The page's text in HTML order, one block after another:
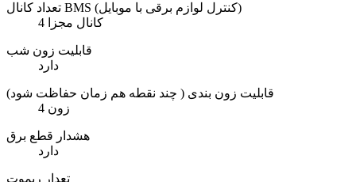
تعداد کانال BMS (کنترل لوازم برقی با موبایل)
4 کانال مجزا
قابلیت زون شب
دارد
قابلیت زون بندی ( چند نقطه هم زمان حفاظت شود)
4 زون
هشدار قطع برق
دارد
تعدار ریموت